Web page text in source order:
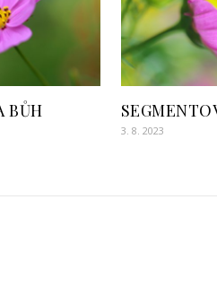
BŮH
3. 8. 2023